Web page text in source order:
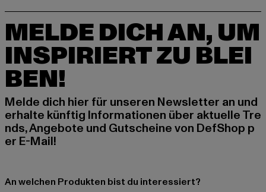
MELDE DICH AN, UM
INSPIRIERT ZU BLEI
BEN!
Melde dich hier für unseren Newsletter an und
erhalte künftig Informationen über aktuelle Tre
nds, Angebote und Gutscheine von DefShop p
er E-Mail!
An welchen Produkten bist du interessiert?